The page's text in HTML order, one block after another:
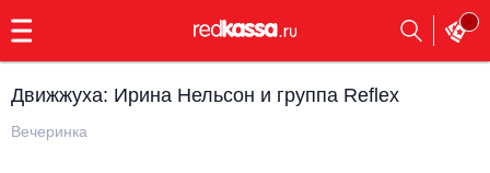
23:00
Заказать
обратный
Движжуха: Ирина Нельсон и группа Reflex
Вечеринка